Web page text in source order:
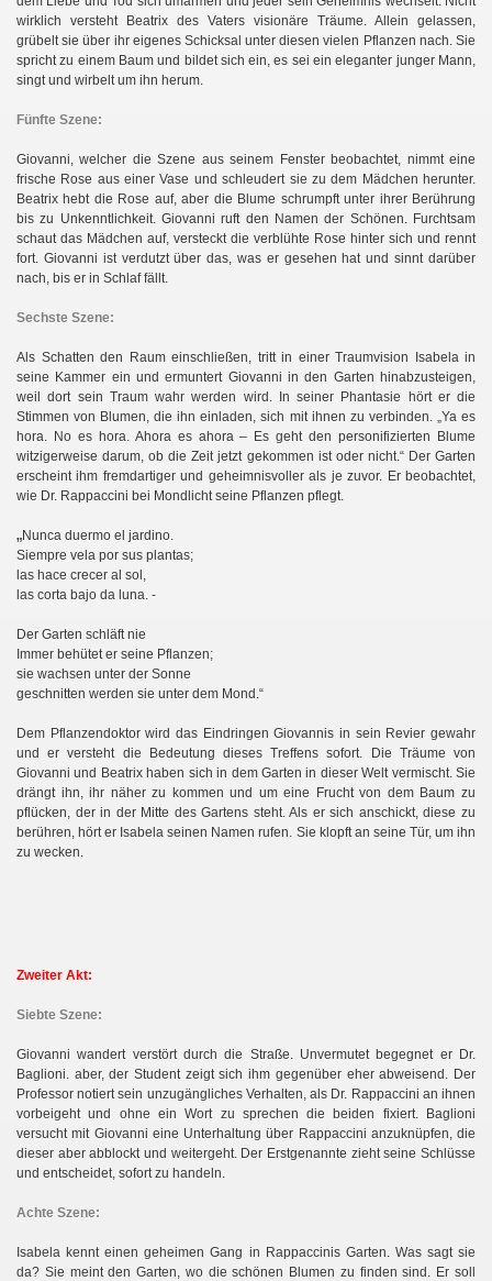
wirklich versteht Beatrix des Vaters visionäre Träume. Allein gelassen,
grübelt sie über ihr eigenes Schicksal unter diesen vielen Pflanzen nach. Sie
spricht zu einem Baum und bildet sich ein, es sei ein eleganter junger Mann,
singt und wirbelt um ihn herum.
Fünfte Szene:
Giovanni, welcher die Szene aus seinem Fenster beobachtet, nimmt eine
frische Rose aus einer Vase und schleudert sie zu dem Mädchen herunter.
Beatrix hebt die Rose auf, aber die Blume schrumpft unter ihrer Berührung
bis zu Unkenntlichkeit. Giovanni ruft den Namen der Schönen. Furchtsam
schaut das Mädchen auf, versteckt die verblühte Rose hinter sich und rennt
fort. Giovanni ist verdutzt über das, was er gesehen hat und sinnt darüber
nach, bis er in Schlaf fällt.
Sechste Szene:
Als Schatten den Raum einschließen, tritt in einer Traumvision Isabela in
seine Kammer ein und ermuntert Giovanni in den Garten hinabzusteigen,
weil dort sein Traum wahr werden wird. In seiner Phantasie hört er die
Stimmen von Blumen, die ihn einladen, sich mit ihnen zu verbinden. „Ya es
hora. No es hora. Ahora es ahora – Es geht den personifizierten Blume
witzigerweise darum, ob die Zeit jetzt gekommen ist oder nicht.“ Der Garten
erscheint ihm fremdartiger und geheimnisvoller als je zuvor. Er beobachtet,
wie Dr. Rappaccini bei Mondlicht seine Pflanzen pflegt.
„Nunca duermo el jardino.
Siempre vela por sus plantas;
las hace crecer al sol,
las corta bajo da luna. -
Der Garten schläft nie
Immer behütet er seine Pflanzen;
sie wachsen unter der Sonne
geschnitten werden sie unter dem Mond.“
Dem Pflanzendoktor wird das Eindringen Giovannis in sein Revier gewahr
und er versteht die Bedeutung dieses Treffens sofort. Die Träume von
Giovanni und Beatrix haben sich in dem Garten in dieser Welt vermischt. Sie
drängt ihn, ihr näher zu kommen und um eine Frucht von dem Baum zu
pflücken, der in der Mitte des Gartens steht. Als er sich anschickt, diese zu
berühren, hört er Isabela seinen Namen rufen. Sie klopft an seine Tür, um ihn
zu wecken.
Zweiter Akt:
Siebte Szene:
Giovanni wandert verstört durch die Straße. Unvermutet begegnet er Dr.
Baglioni. aber, der Student zeigt sich ihm gegenüber eher abweisend. Der
Professor notiert sein unzugängliches Verhalten, als Dr. Rappaccini an ihnen
vorbeigeht und ohne ein Wort zu sprechen die beiden fixiert. Baglioni
versucht mit Giovanni eine Unterhaltung über Rappaccini anzuknüpfen, die
dieser aber abblockt und weitergeht. Der Erstgenannte zieht seine Schlüsse
und entscheidet, sofort zu handeln.
Achte Szene:
Isabela kennt einen geheimen Gang in Rappaccinis Garten. Was sagt sie
da? Sie meint den Garten, wo die schönen Blumen zu finden sind. Er soll